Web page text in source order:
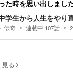
た時を思い出しました
学生から人生をやり
伝奇 連載中 107話
見る